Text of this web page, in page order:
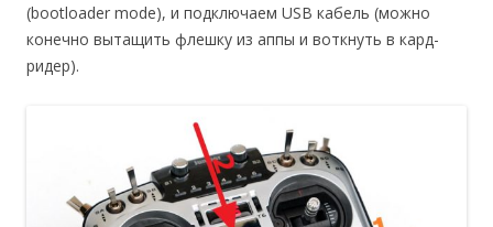
(bootloader mode), и подключаем USB кабель (можно
конечно вытащить флешку из аппы и воткнуть в кард-
ридер).